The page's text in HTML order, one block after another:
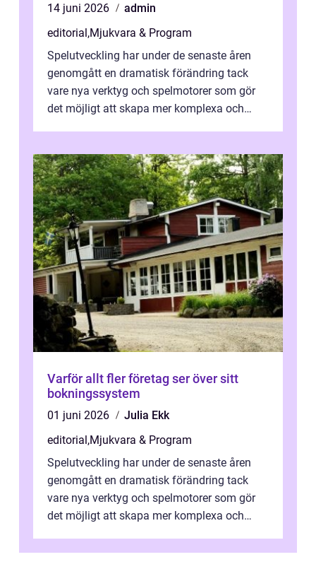
14 juni 2026
admin
editorial,Mjukvara & Program
Spelutveckling har under de senaste åren
genomgått en dramatisk förändring tack
vare nya verktyg och spelmotorer som gör
det möjligt att skapa mer komplexa och
Varför allt fler företag ser över sitt
bokningssystem
01 juni 2026
Julia Ekk
editorial,Mjukvara & Program
Spelutveckling har under de senaste åren
genomgått en dramatisk förändring tack
vare nya verktyg och spelmotorer som gör
det möjligt att skapa mer komplexa och